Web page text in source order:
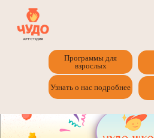
Узнать о нас подробнее
Программы для
взрослых